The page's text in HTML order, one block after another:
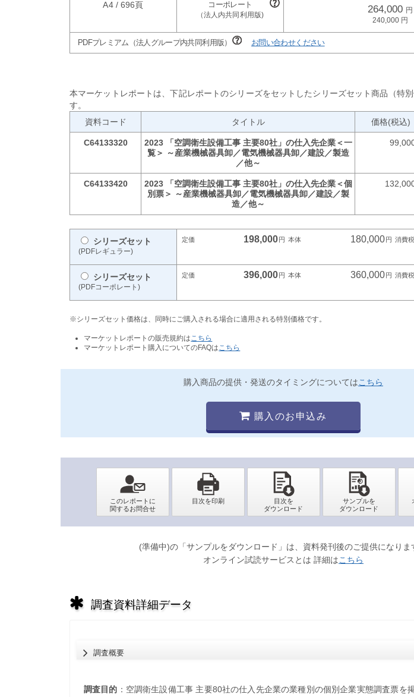
A4 / 696頁 264,000
240,000
PDFプレミアム（法人グループ内共同利用版） お問い合わせください
本マーケットレポートは、下記レポートのシリーズをセットしたシリーズセット商品（特
す。
資料コード
タイトル 価格(税込)
C64133320
2023 「空調衛生設備工事 主要80社」の仕入先企業＜一
覧＞ ～産業機械器具卸／電気機械器具卸／建設／製造
／他～
C64133420
2023 「空調衛生設備工事 主要80社」の仕入先企業＜個
別票＞ ～産業機械器具卸／電気機械器具卸／建設／製
造／他～
シリーズセット
(PDFレギュラー)
198,000 180,000
シリーズセット
(PDFコーポレート)
396,000 360,000
※シリーズセット価格は、同時にご購入される場合に適用される特別価格です。
マーケットレポートの販売規約は こちら
マーケットレポート購入についてのFAQは こちら
購入商品の提供・発送のタイミングについてはこちら
購入のお申込み
(準備中)の「サンプルをダウンロード」は、資料発刊後のご提供になりま
オンライン試読サービスとは 詳細はこちら
調査資料詳細データ
調査概要
調査目的 ：空調衛生設備工事 主要80社の仕入先企業の業種別の個別企業実態調査票を